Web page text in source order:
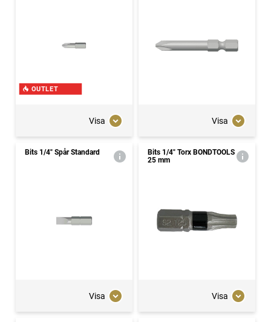
OUTLET
Visa Visa
Bits 1/4" Spår Standard
Visa
Bits 1/4" Torx BONDTOOLS
25 mm
Visa